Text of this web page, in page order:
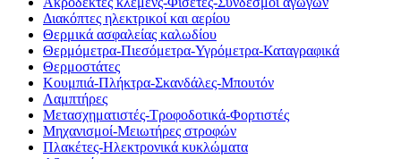
Διακόπτες ηλεκτρικοί και αερίου
Θερμικά ασφαλείας καλωδίου
Θερμόμετρα-Πιεσόμετρα-Υγρόμετρα-Καταγραφικά
Θερμοστάτες
Κουμπιά-Πλήκτρα-Σκανδάλες-Μπουτόν
Λαμπτήρες
Μετασχηματιστές-Τροφοδοτικά-Φορτιστές
Μηχανισμοί-Μειωτήρες στροφών
Πλακέτες-Ηλεκτρονικά κυκλώματα